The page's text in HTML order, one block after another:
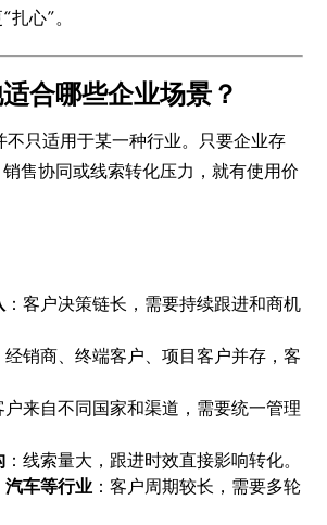
扎心”。
合哪些企业场景？
不只适用于某一种行业。只要企业存
售协同或线索转化压力，就有使用价
：客户决策链长，需要持续跟进和商机
经销商、终端客户、项目客户并存，客
户来自不同国家和渠道，需要统一管理
：线索量大，跟进时效直接影响转化。
汽车等行业 ：客户周期较长，需要多轮